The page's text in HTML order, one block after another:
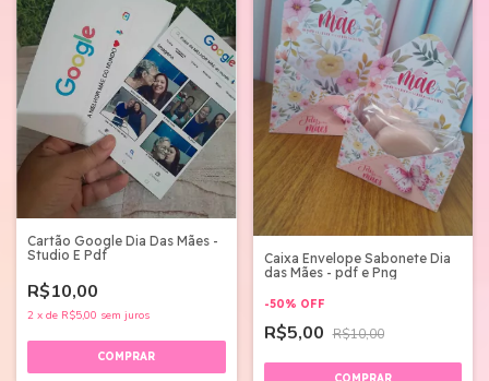
Cartão Google Dia Das Mães -
Studio E Pdf
R$10,00
2 x de R$5,00 sem juros
Caixa Envelope Sabonete Dia
das Mães - pdf e Png
-50% OFF
R$5,00 R$10,00